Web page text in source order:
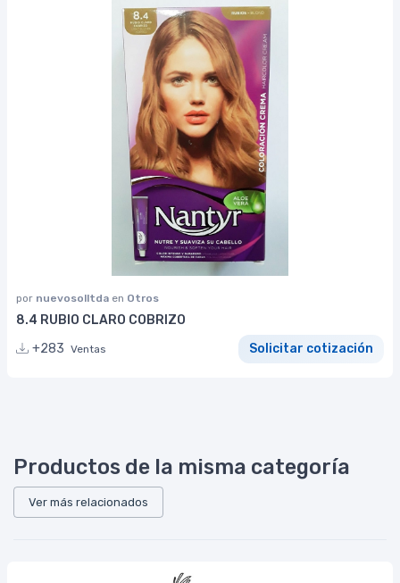
por nuevosolltda en Otros
8.4 RUBIO CLARO COBRIZO
+283 Ventas Solicitar cotización
Productos de la misma categoría
Ver más relacionados